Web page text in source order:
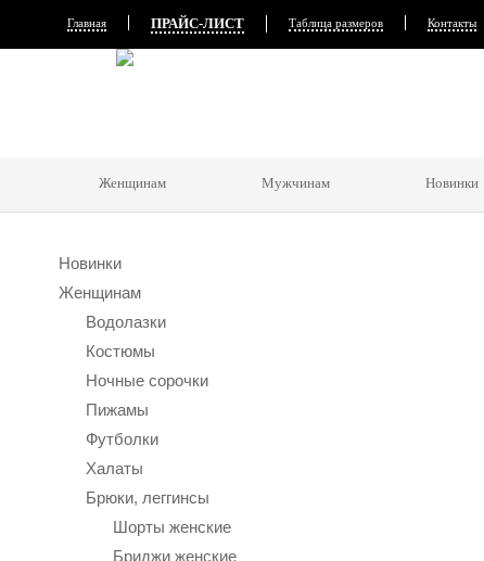
Главная ПРАЙС-ЛИСТ Таблица размеров Контакты
Женщинам Мужчинам Новинки
Новинки
Женщинам
Водолазки
Костюмы
Ночные сорочки
Пижамы
Футболки
Халаты
Брюки, леггинсы
Шорты женские
Бриджи женские